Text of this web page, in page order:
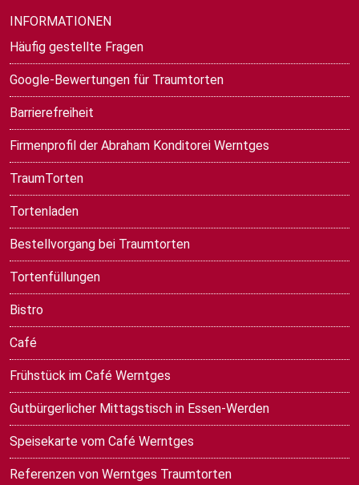
INFORMATIONEN
Häufig gestellte Fragen
Google-Bewertungen für Traumtorten
Barrierefreiheit
Firmenprofil der Abraham Konditorei Werntges
TraumTorten
Tortenladen
Bestellvorgang bei Traumtorten
Tortenfüllungen
Bistro
Café
Frühstück im Café Werntges
Gutbürgerlicher Mittagstisch in Essen-Werden
Speisekarte vom Café Werntges
Referenzen von Werntges Traumtorten